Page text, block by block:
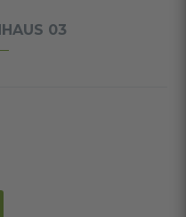
03